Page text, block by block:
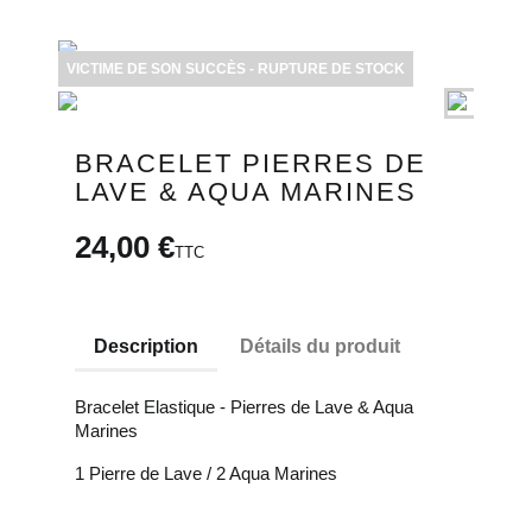
VICTIME DE SON SUCCÈS - RUPTURE DE STOCK
BRACELET PIERRES DE
LAVE & AQUA MARINES
24,00 €TTC
Description Détails du produit
Bracelet Elastique - Pierres de Lave & Aqua
Marines
1 Pierre de Lave / 2 Aqua Marines